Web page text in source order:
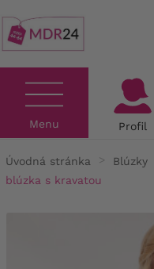
Menu Profil
Úvodná stránka Blúzky
blúzka s kravatou